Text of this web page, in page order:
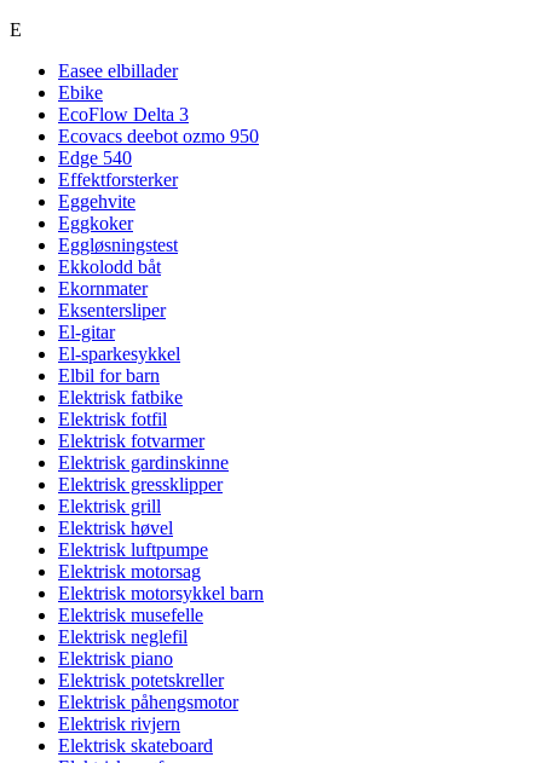
E
Easee elbillader
Ebike
EcoFlow Delta 3
Ecovacs deebot ozmo 950
Edge 540
Effektforsterker
Eggehvite
Eggkoker
Eggløsningstest
Ekkolodd båt
Ekornmater
Eksentersliper
El-gitar
El-sparkesykkel
Elbil for barn
Elektrisk fatbike
Elektrisk fotfil
Elektrisk fotvarmer
Elektrisk gardinskinne
Elektrisk gressklipper
Elektrisk grill
Elektrisk høvel
Elektrisk luftpumpe
Elektrisk motorsag
Elektrisk motorsykkel barn
Elektrisk musefelle
Elektrisk neglefil
Elektrisk piano
Elektrisk potetskreller
Elektrisk påhengsmotor
Elektrisk rivjern
Elektrisk skateboard